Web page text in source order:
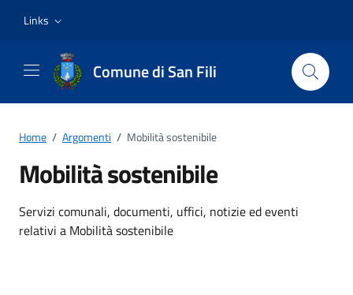
Links
Comune di San Fili
Home / Argomenti / Mobilità sostenibile
Mobilità sostenibile
Dettagli dell'argomento
Servizi comunali, documenti, uffici, notizie ed eventi
relativi a Mobilità sostenibile